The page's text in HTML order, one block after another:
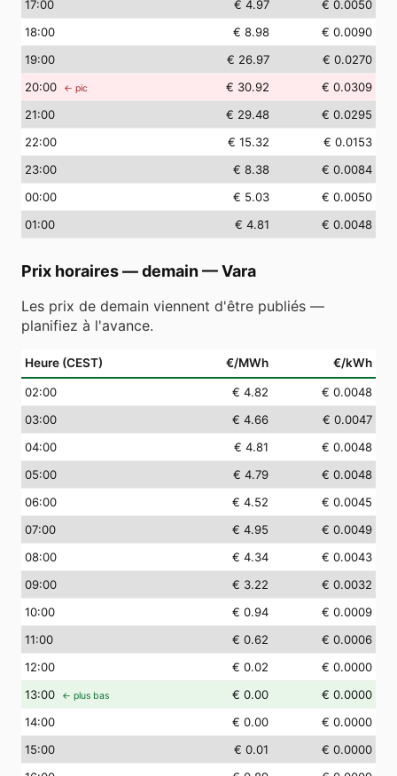
17:00 € 4.97
€ 0.0050
18:00 € 8.98
€ 0.0090
19:00 € 26.97
€ 0.0270
20:00 ← pic € 30.92
€ 0.0309
21:00 € 29.48
€ 0.0295
22:00 € 15.32
€ 0.0153
23:00 € 8.38
€ 0.0084
00:00 € 5.03
€ 0.0050
01:00 € 4.81 € 0.0048
Prix horaires — demain —Vara
Les prix de demain viennent d'être publiés —
planifiez à l'avance.
Heure (CEST) €/MWh €/kWh
02:00 € 4.82
€ 0.0048
03:00 € 4.66
€ 0.0047
04:00 € 4.81
€ 0.0048
05:00 € 4.79
€ 0.0048
06:00 € 4.52
€ 0.0045
07:00 € 4.95
€ 0.0049
08:00 € 4.34
€ 0.0043
09:00 € 3.22
€ 0.0032
10:00 € 0.94
€ 0.0009
11:00 € 0.62
€ 0.0006
12:00 € 0.02
€ 0.0000
13:00 ← plus bas € 0.00
€ 0.0000
14:00 € 0.00
€ 0.0000
15:00 € 0.01
€ 0.0000